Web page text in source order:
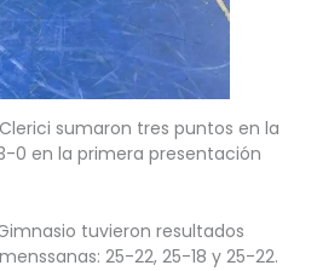
sumaron tres puntos en la
0 en la primera presentación
tuvieron resultados
25-22, 25-18 y 25-22.